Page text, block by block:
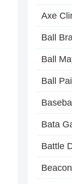
Axe
Ball
Ball
Ball
Bata
Battle